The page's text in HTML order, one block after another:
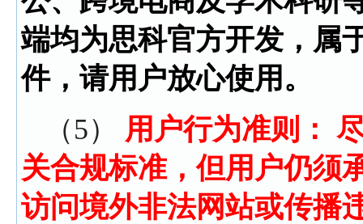
端均为思科官方开发，属
件，请用户放心使用。
（5） 用户行为准则：
关合规标准，但用户仍须
访问境外非法网站或传播